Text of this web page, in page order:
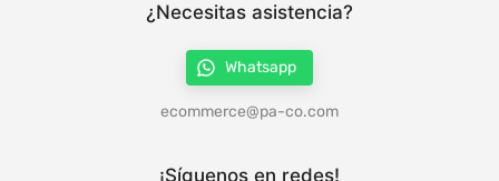
¿Necesitas asistencia?
Whatsapp
ecommerce@pa-co.com
¡Síguenos en redes!